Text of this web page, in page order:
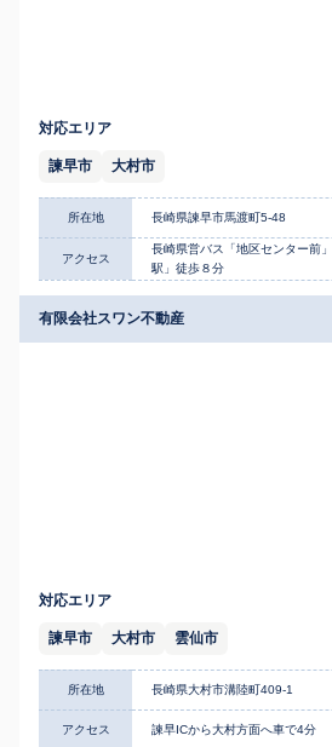
対応エリア
諫早市 大村市
所在地 長崎県諫早市馬渡町5-48
アクセス
長崎県営バス「地区センター前
駅」徒歩８分
有限会社スワン不動産
対応エリア
諫早市 大村市 雲仙市
所在地 長崎県大村市溝陸町409-1
アクセス 諫早ICから大村方面へ車で4分